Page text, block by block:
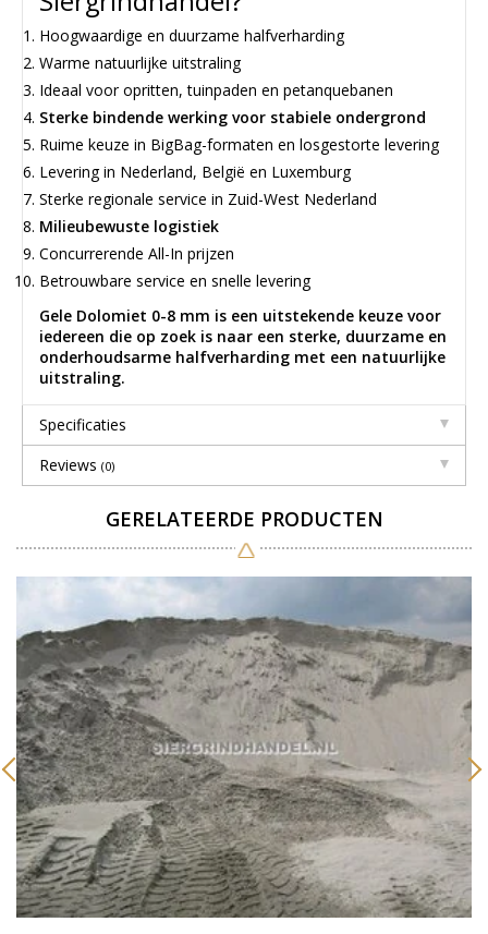
Hoogwaardige en duurzame halfverharding
Warme natuurlijke uitstraling
Ideaal voor opritten, tuinpaden en petanquebanen
Sterke bindende werking voor stabiele ondergrond
Ruime keuze in BigBag-formaten en losgestorte levering
Levering in Nederland, België en Luxemburg
Sterke regionale service in Zuid-West Nederland
Milieubewuste logistiek
Concurrerende All-In prijzen
Betrouwbare service en snelle levering
Gele Dolomiet 0-8 mm is een uitstekende keuze voor
iedereen die op zoek is naar een sterke, duurzame en
onderhoudsarme halfverharding met een natuurlijke
uitstraling.
Specificaties
Reviews (0)
GERELATEERDE PRODUCTEN